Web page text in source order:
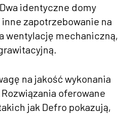
identyczne domy
zapotrzebowanie na
wentylację mechaniczną,
na jakość wykonania
oferowane
jak Defro pokazują,